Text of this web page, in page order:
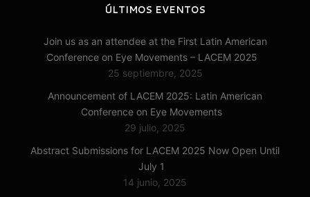
ÚLTIMOS EVENTOS
Join us as an attendee at the First Latin American
Conference on Eye Movements – LACEM 2025
25 septiembre, 2025
Announcement of LACEM 2025: Latin American
Conference on Eye Movements
29 julio, 2025
Abstract Submissions for LACEM 2025 Now Open Until
July 1
14 junio, 2025